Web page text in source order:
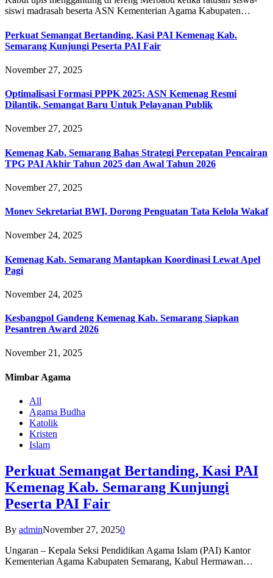
siswi madrasah beserta ASN Kementerian Agama Kabupaten…
Perkuat Semangat Bertanding, Kasi PAI Kemenag Kab.
Semarang Kunjungi Peserta PAI Fair
November 27, 2025
Optimalisasi Formasi PPPK 2025: ASN Kemenag Resmi
Dilantik, Semangat Baru Untuk Pelayanan Publik
November 27, 2025
Kemenag Kab. Semarang Bahas Strategi Percepatan Pencairan
TPG PAI Akhir Tahun 2025 dan Awal Tahun 2026
November 27, 2025
Monev Sekretariat BWI, Dorong Penguatan Tata Kelola Wakaf
November 24, 2025
Kemenag Kab. Semarang Mantapkan Koordinasi Lewat Apel
Pagi
November 24, 2025
Kesbangpol Gandeng Kemenag Kab. Semarang Siapkan
Pesantren Award 2026
November 21, 2025
Mimbar Agama
All
Agama Budha
Katolik
Kristen
Islam
Perkuat Semangat Bertanding, Kasi PAI
Kemenag Kab. Semarang Kunjungi
Peserta PAI Fair
By adminNovember 27, 20250
Ungaran – Kepala Seksi Pendidikan Agama Islam (PAI) Kantor
Kementerian Agama Kabupaten Semarang, Kabul Hermawan…